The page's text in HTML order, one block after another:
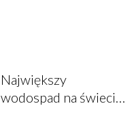
Największy
wodospad na świecie